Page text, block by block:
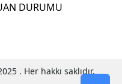
DURUMU
. Her hakkı saklıdır.